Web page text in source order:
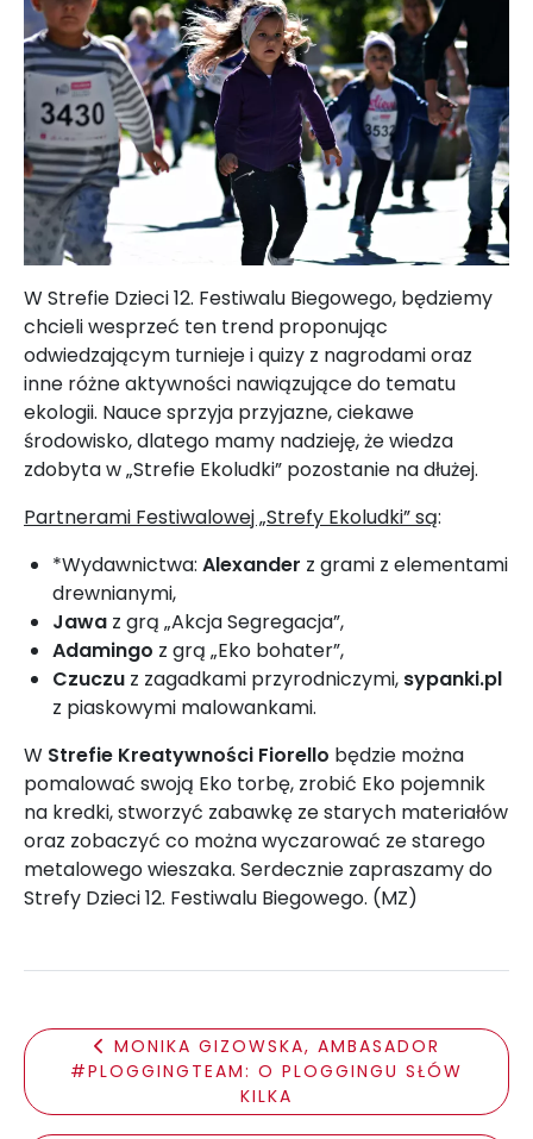
W Strefie Dzieci 12. Festiwalu Biegowego, będziemy
chcieli wesprzeć ten trend proponując
odwiedzającym turnieje i quizy z nagrodami oraz
inne różne aktywności nawiązujące do tematu
ekologii. Nauce sprzyja przyjazne, ciekawe
środowisko, dlatego mamy nadzieję, że wiedza
zdobyta w „Strefie Ekoludki” pozostanie na dłużej.
Partnerami Festiwalowej „Strefy Ekoludki” są:
*Wydawnictwa: Alexander z grami z elementami
drewnianymi,
Jawa z grą „Akcja Segregacja”,
Adamingo z grą „Eko bohater”,
Czuczu z zagadkami przyrodniczymi, sypanki.pl
z piaskowymi malowankami.
W Strefie Kreatywności Fiorello będzie można
pomalować swoją Eko torbę, zrobić Eko pojemnik
na kredki, stworzyć zabawkę ze starych materiałów
oraz zobaczyć co można wyczarować ze starego
metalowego wieszaka. Serdecznie zapraszamy do
Strefy Dzieci 12. Festiwalu Biegowego. (MZ)
MONIKA GIZOWSKA, AMBASADOR
#PLOGGINGTEAM: O PLOGGINGU SŁÓW
KILKA